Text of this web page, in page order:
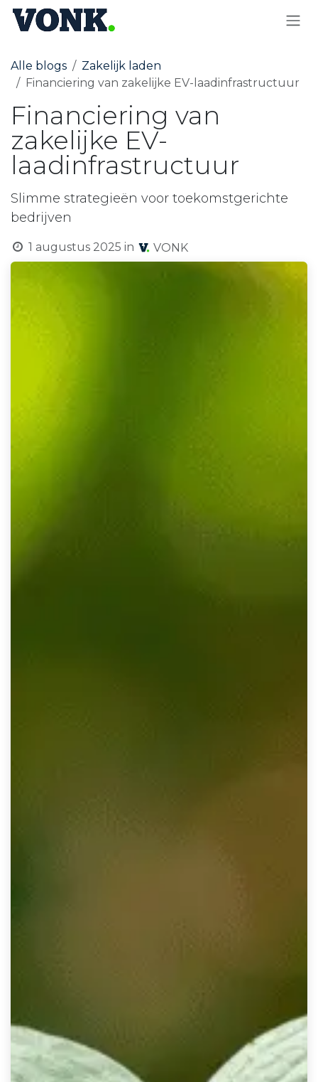
Alle blogs
Zakelijk laden
Financiering van zakelijke EV-laadinfrastructuur
Financiering van
zakelijke EV-
laadinfrastructuur
Slimme strategieën voor toekomstgerichte
bedrijven
1 augustus 2025 in VONK